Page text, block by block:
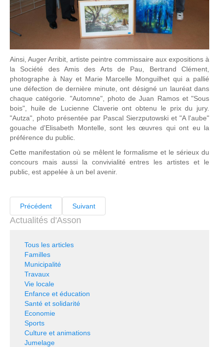
Ainsi, Auger Arribit, artiste peintre commissaire aux expositions à
la Société des Amis des Arts de Pau, Bertrand Clément,
photographe à Nay et Marie Marcelle Monguilhet qui a pallié
une défection de dernière minute, ont désigné un lauréat dans
chaque catégorie. "Automne", photo de Juan Ramos et "Sous
bois", huile de Lucienne Claverie ont obtenu le prix du jury.
"Autza", photo présentée par Pascal Sierzputowski et "A l'aube"
gouache d'Elisabeth Montelle, sont les œuvres qui ont eu la
préférence du public.
Cette manifestation où se mêlent le formalisme et le sérieux du
concours mais aussi la convivialité entres les artistes et le
public, est appelée à un bel avenir.
Précédent Suivant
Actualités d'Asson
Tous les articles
Familles
Municipalité
Travaux
Vie locale
Enfance et éducation
Santé et solidarité
Economie
Sports
Culture et animations
Jumelage